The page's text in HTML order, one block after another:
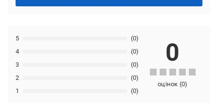
1 (0)
2 (0)
3 (0)
4 (0)
5 (0)
0
оцінок (0)